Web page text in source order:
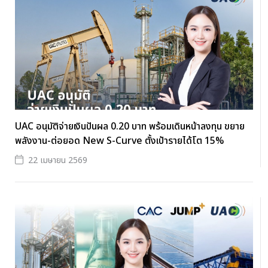
UAC อนุมัติจ่ายเงินปันผล 0.20 บาท พร้อมเดินหน้าลงทุน ขยาย
พลังงาน-ต่อยอด New S-Curve ตั้งเป้ารายได้โต 15%
22 เมษายน 2569